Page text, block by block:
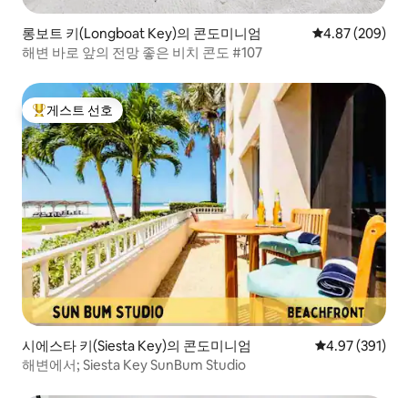
롱보트 키(Longboat Key)의 콘도미니엄 평점 4.87점(5
4.87 (209)
해변 바로 앞의 전망 좋은 비치 콘도 #107
상위 게스트 선호
게스트 선호
시에스타 키(Siesta Key)의 콘도미니엄 평점 4.97점(5
4.97 (391)
해변에서; Siesta Key SunBum Studio